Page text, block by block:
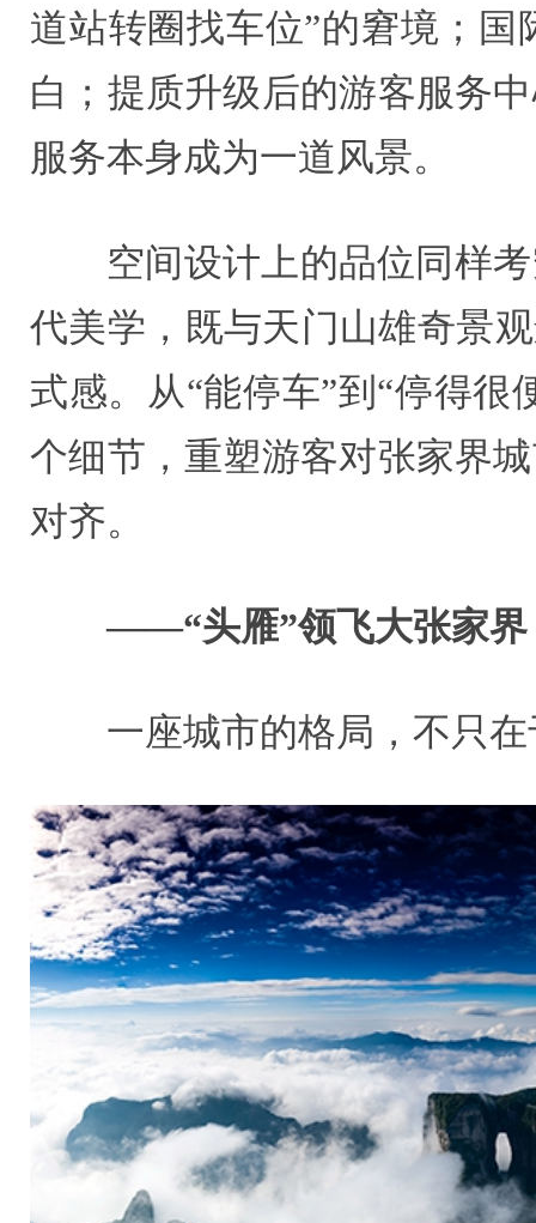
道站转圈找车位”的窘境；
白；提质升级后的游客服务
服务本身成为一道风景。
空间设计上的品位同样
代美学，既与天门山雄奇景
式感。从“能停车”到“停得很
个细节，重塑游客对张家界
对齐。
——“头雁”领飞大张家界
一座城市的格局，不只